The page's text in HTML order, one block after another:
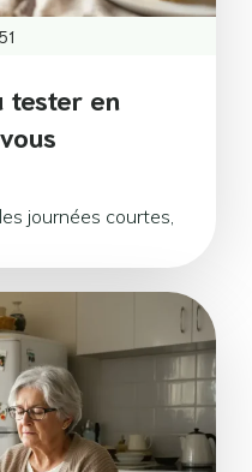
tester en
journées courtes,